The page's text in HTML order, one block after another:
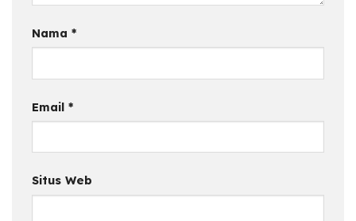
Nama *
Email *
Situs Web